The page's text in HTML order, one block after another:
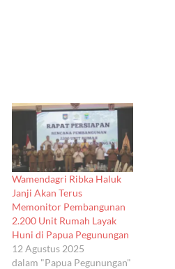
Wamendagri Ribka Haluk
Janji Akan Terus
Memonitor Pembangunan
2.200 Unit Rumah Layak
Huni di Papua Pegunungan
12 Agustus 2025
dalam "Papua Pegunungan"